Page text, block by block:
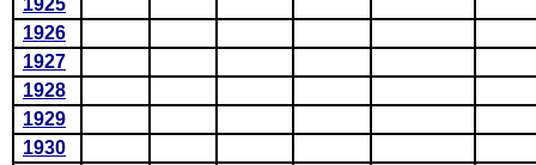
1925
1926
1927
1928
1929
1930